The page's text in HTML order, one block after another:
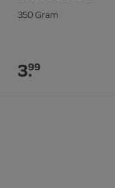
350 Gram
3.99